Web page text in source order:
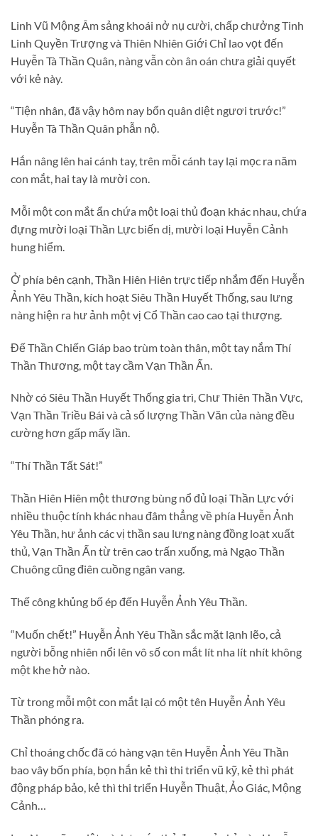
Linh Vũ Mộng Âm sảng khoái nở nụ cười, chấp chưởng Tinh
Linh Quyền Trượng và Thiên Nhiên Giới Chỉ lao vọt đến
Huyễn Tà Thần Quân, nàng vẫn còn ân oán chưa giải quyết
với kẻ này.
“Tiện nhân, đã vậy hôm nay bổn quân diệt ngươi trước!”
Huyễn Tà Thần Quân phẫn nộ.
Hắn nâng lên hai cánh tay, trên mỗi cánh tay lại mọc ra năm
con mắt, hai tay là mười con.
Mỗi một con mắt ẩn chứa một loại thủ đoạn khác nhau, chứa
đựng mười loại Thần Lực biến dị, mười loại Huyễn Cảnh
hung hiểm.
Ở phía bên cạnh, Thần Hiên Hiên trực tiếp nhắm đến Huyễn
Ảnh Yêu Thần, kích hoạt Siêu Thần Huyết Thống, sau lưng
nàng hiện ra hư ảnh một vị Cổ Thần cao cao tại thượng.
Đế Thần Chiến Giáp bao trùm toàn thân, một tay nắm Thí
Thần Thương, một tay cầm Vạn Thần Ấn.
Nhờ có Siêu Thần Huyết Thống gia trì, Chư Thiên Thần Vực,
Vạn Thần Triều Bái và cả số lượng Thần Văn của nàng đều
cường hơn gấp mấy lần.
“Thí Thần Tất Sát!”
Thần Hiên Hiên một thương bùng nổ đủ loại Thần Lực với
nhiều thuộc tính khác nhau đâm thẳng về phía Huyễn Ảnh
Yêu Thần, hư ảnh các vị thần sau lưng nàng đồng loạt xuất
thủ, Vạn Thần Ấn từ trên cao trấn xuống, mà Ngạo Thần
Chuông cũng điên cuồng ngân vang.
Thế công khủng bố ép đến Huyễn Ảnh Yêu Thần.
“Muốn chết!” Huyễn Ảnh Yêu Thần sắc mặt lạnh lẽo, cả
người bỗng nhiên nổi lên vô số con mắt lít nha lít nhít không
một khe hở nào.
Từ trong mỗi một con mắt lại có một tên Huyễn Ảnh Yêu
Thần phóng ra.
Chỉ thoáng chốc đã có hàng vạn tên Huyễn Ảnh Yêu Thần
bao vây bốn phía, bọn hắn kẻ thì thi triển vũ kỹ, kẻ thì phát
động pháp bảo, kẻ thì thi triển Huyễn Thuật, Ảo Giác, Mộng
Cảnh…